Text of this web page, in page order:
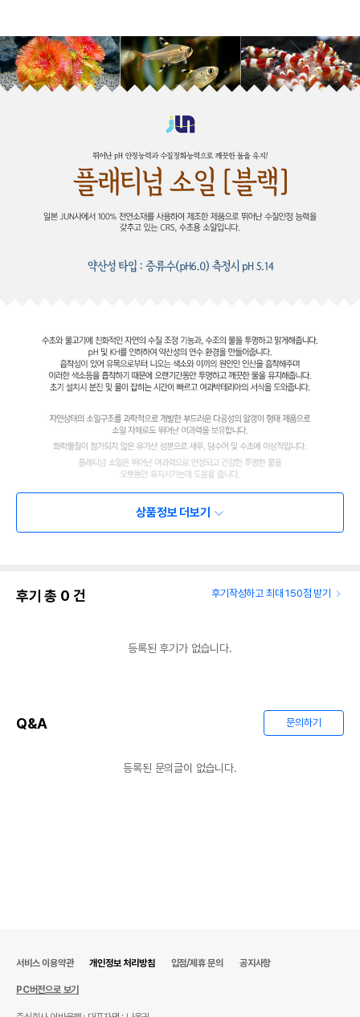
상품정보 더보기
후기 총 0 건 후기작성하고 최대 150점 받기
등록된 후기가 없습니다.
Q&A 문의하기
등록된 문의글이 없습니다.
서비스 이용약관 개인정보 처리방침 입점/제휴 문의 공지사항
PC버전으로 보기